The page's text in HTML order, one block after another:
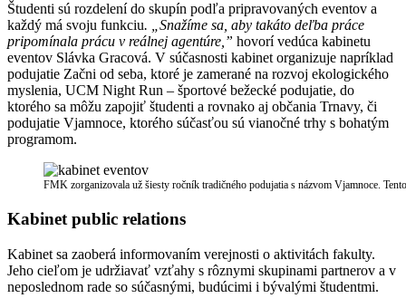
Študenti sú rozdelení do skupín podľa pripravovaných eventov a
každý má svoju funkciu. „Snažíme sa, aby takáto deľba práce
pripomínala prácu v reálnej agentúre,” hovorí vedúca kabinetu
eventov Slávka Gracová. V súčasnosti kabinet organizuje napríklad
podujatie Začni od seba, ktoré je zamerané na rozvoj ekologického
myslenia, UCM Night Run – športové bežecké podujatie, do
ktorého sa môžu zapojiť študenti a rovnako aj občania Trnavy, či
podujatie Vjamnoce, ktorého súčasťou sú vianočné trhy s bohatým
programom.
FMK zorganizovala už šiesty ročník tradičného podujatia s názvom Vjamnoce.
Kabinet public relations
Kabinet sa zaoberá informovaním verejnosti o aktivitách fakulty.
Jeho cieľom je udržiavať vzťahy s rôznymi skupinami partnerov a v
neposlednom rade so súčasnými, budúcimi i bývalými študentmi.